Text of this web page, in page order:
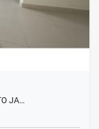
JA…